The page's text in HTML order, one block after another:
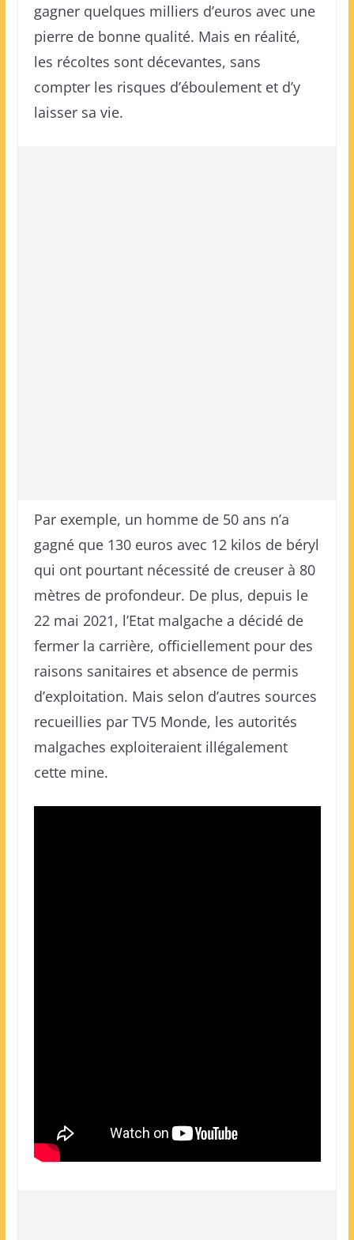
gagner quelques milliers d’euros avec une
pierre de bonne qualité. Mais en réalité,
les récoltes sont décevantes, sans
compter les risques d’éboulement et d’y
laisser sa vie.
Par exemple, un homme de 50 ans n’a
gagné que 130 euros avec 12 kilos de béryl
qui ont pourtant nécessité de creuser à 80
mètres de profondeur. De plus, depuis le
22 mai 2021, l’Etat malgache a décidé de
fermer la carrière, officiellement pour des
raisons sanitaires et absence de permis
d’exploitation. Mais selon d’autres sources
recueillies par TV5 Monde, les autorités
malgaches exploiteraient illégalement
cette mine.